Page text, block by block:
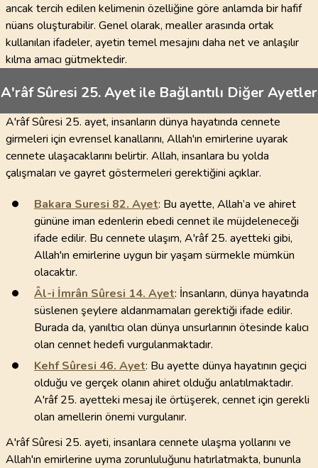
ancak tercih edilen kelimenin özelliğine göre anlamda bir hafif
nüans oluşturabilir. Genel olarak, mealler arasında ortak
kullanılan ifadeler, ayetin temel mesajını daha net ve anlaşılır
kılma amacı gütmektedir.
A'râf Sûresi 25. Ayet ile Bağlantılı Diğer Ayetler
A'râf Sûresi 25. ayet, insanların dünya hayatında cennete
girmeleri için evrensel kanallarını, Allah'ın emirlerine uyarak
cennete ulaşacaklarını belirtir. Allah, insanlara bu yolda
çalışmaları ve gayret göstermeleri gerektiğini açıklar.
Bakara Suresi 82. Ayet: Bu ayette, Allah’a ve ahiret
gününe iman edenlerin ebedi cennet ile müjdeleneceği
ifade edilir. Bu cennete ulaşım, A'râf 25. ayetteki gibi,
Allah'ın emirlerine uygun bir yaşam sürmekle mümkün
olacaktır.
Âl-i İmrân Sûresi 14. Ayet: İnsanların, dünya hayatında
süslenen şeylere aldanmamaları gerektiği ifade edilir.
Burada da, yanıltıcı olan dünya unsurlarının ötesinde kalıcı
olan cennet hedefi vurgulanmaktadır.
Kehf Sûresi 46. Ayet: Bu ayette dünya hayatının geçici
olduğu ve gerçek olanın ahiret olduğu anlatılmaktadır.
A'râf 25. ayetteki mesaj ile örtüşerek, cennet için gerekli
olan amellerin önemi vurgulanır.
A'râf Sûresi 25. ayeti, insanlara cennete ulaşma yollarını ve
Allah'ın emirlerine uyma zorunluluğunu hatırlatmakta, bununla